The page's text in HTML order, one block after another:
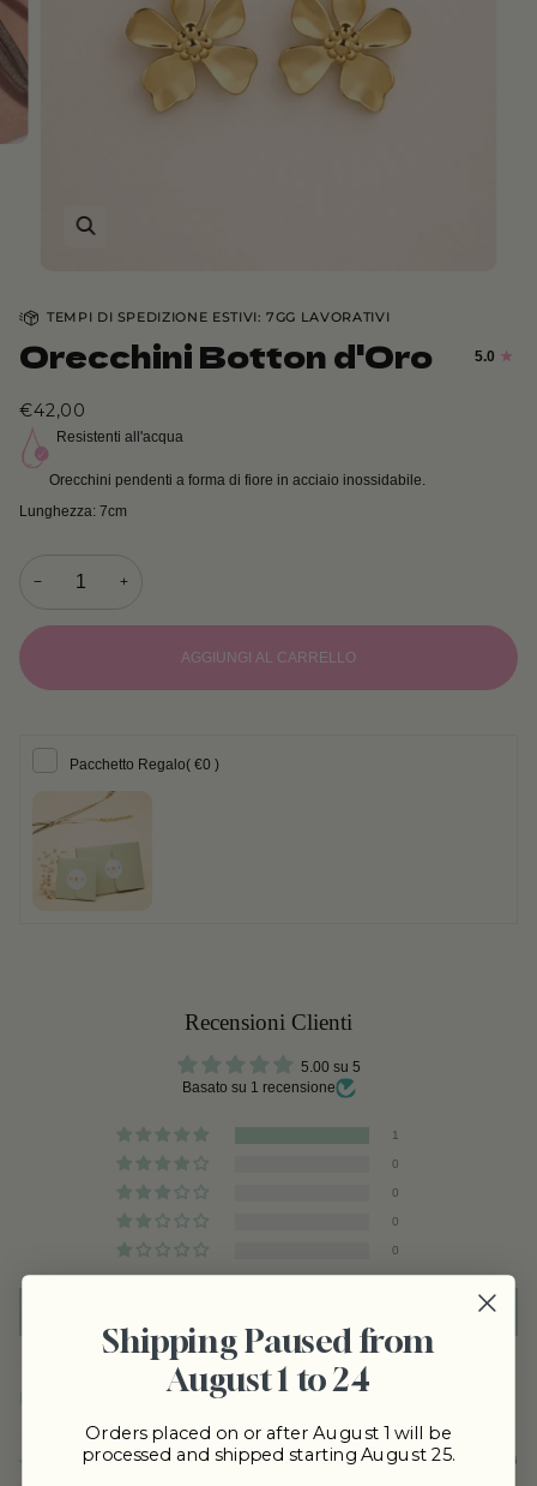
TEMPI DI SPEDIZIONE ESTIVI: 7GG LAVORATIVI
Orecchini Botton d'Oro 5.0
€42,00
Resistenti all'acqua
Orecchini pendenti a forma di fiore in acciaio inossidabile.
Lunghezza: 7cm
− +
AGGIUNGI AL CARRELLO
Pacchetto Regalo( €0 )
Recensioni Clienti
5.00 su 5
Basato su 1 recensione
1
0
0
0
0
21/04/26
Shipping Paused from
August 1 to 24
Orders placed on or after August 1 will be
processed and shipped starting August 25.